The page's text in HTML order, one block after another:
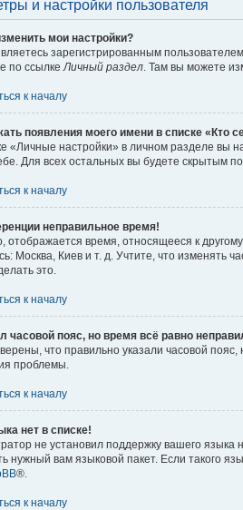
и настройки пользователя
мои настройки?
зарегистрированным
по ссылкеЛичный раздел. Там вы можете
к началу
появления моего имени в списке «Кто
«Личные настройки» в личном разделе вы
Для всех остальных вы будете скрытым
к началу
неправильное время!
отображается время, относящееся к
Москва, Киев и т. д. Учтите, что изменять
это.
к началу
часовой пояс, но время всё равно
что правильно указали часовой
проблемы.
к началу
нет в списке!
не установил поддержку вашего
нужный вам языковой пакет. Если такого
®.
к началу